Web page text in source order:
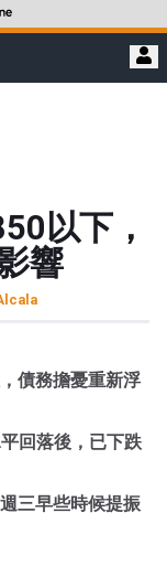
以下，
響
債務擔憂重新浮
回落後，已下跌
三早些時候提振